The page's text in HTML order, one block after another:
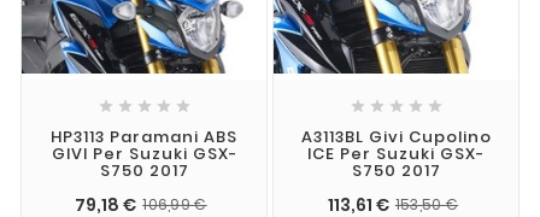
    
HP3113 Paramani ABS
GIVI Per Suzuki GSX-
S750 2017
79,18 € 106,99 €
    
A3113BL Givi Cupolino
ICE Per Suzuki GSX-
S750 2017
113,61 € 153,50 €